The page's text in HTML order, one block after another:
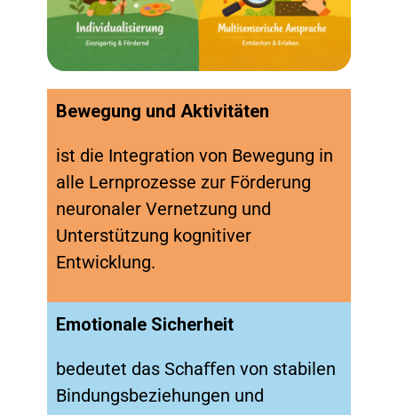
Bewegung und Aktivitäten
ist die Integration von Bewegung in
alle Lernprozesse zur Förderung
neuronaler Vernetzung und
Unterstützung kognitiver
Entwicklung.
Emotionale Sicherheit
bedeutet das Schaﬀen von stabilen
Bindungsbeziehungen und